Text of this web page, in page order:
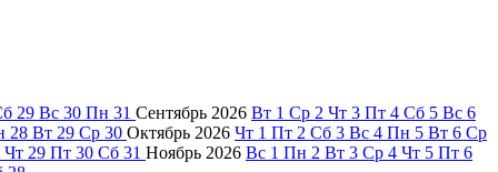
29 Вс 30 Пн 31 Сентябрь 2026 Вт 1 Ср 2 Чт 3 Пт 4 Сб 5 Вс 6
28 Вт 29 Ср 30 Октябрь 2026 Чт 1 Пт 2 Сб 3 Вс 4 Пн 5 Вт 6 Ср
Чт 29 Пт 30 Сб 31 Ноябрь 2026 Вс 1 Пн 2 Вт 3 Ср 4 Чт 5 Пт 6